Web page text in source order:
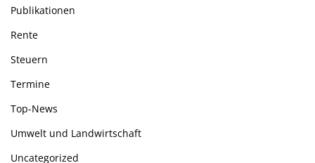
Publikationen
Rente
Steuern
Termine
Top-News
Umwelt und Landwirtschaft
Uncategorized